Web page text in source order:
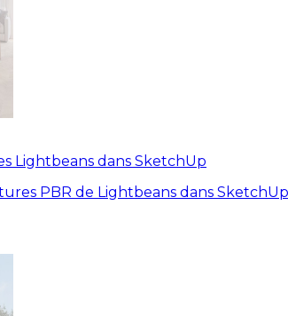
Lightbeans dans SketchUp
PBR de Lightbeans dans